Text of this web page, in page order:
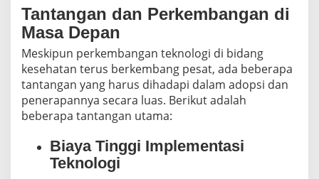
Tantangan dan Perkembangan di
Masa Depan
Meskipun perkembangan teknologi di bidang
kesehatan terus berkembang pesat, ada beberapa
tantangan yang harus dihadapi dalam adopsi dan
penerapannya secara luas. Berikut adalah
beberapa tantangan utama:
Biaya Tinggi Implementasi
Teknologi